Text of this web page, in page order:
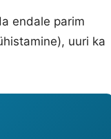
endale parim
uuri ka